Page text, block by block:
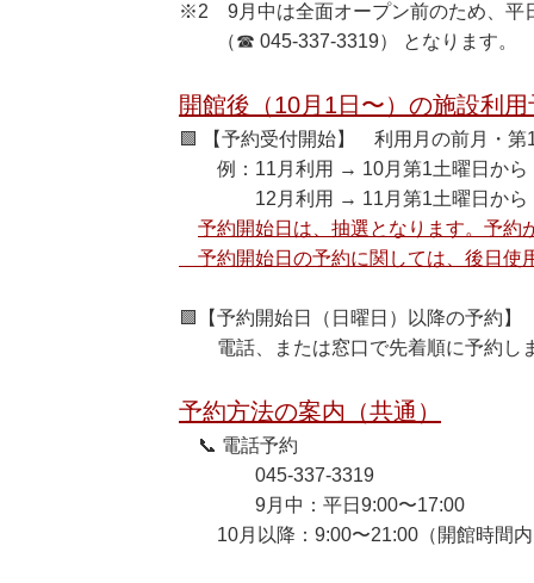
※2 9月中は全面オープン前のため、平
（☎ 045-337-3319） となります。
開館後（10月1日〜）の施設利
🟩 【予約受付開始】 利用月の前月・
例：11月利用 → 10月第1土曜日から
12月利用 → 11月第1土曜日から
予約開始日は、抽選となります。予約
予約開始日の予約に関しては、後日使
🟩【予約開始日（日曜日）以降の予約
電話、または窓口で先着順に予約し
予約方法の案内（共通）
📞 電話予約
045-337-3319
9月中：平日9:00〜17:00
10月以降：9:00〜21:00（開館時間